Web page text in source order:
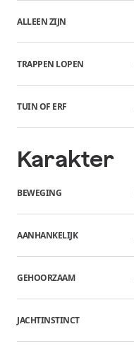
ALLEEN ZIJN
TRAPPEN LOPEN
TUIN OF ERF
Karakter
BEWEGING
AANHANKELIJK
GEHOORZAAM
JACHTINSTINCT